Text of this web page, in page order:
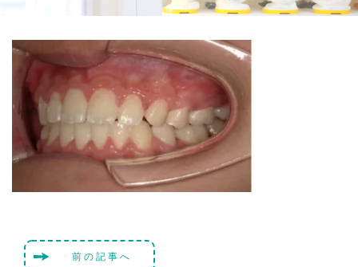
前の記事へ